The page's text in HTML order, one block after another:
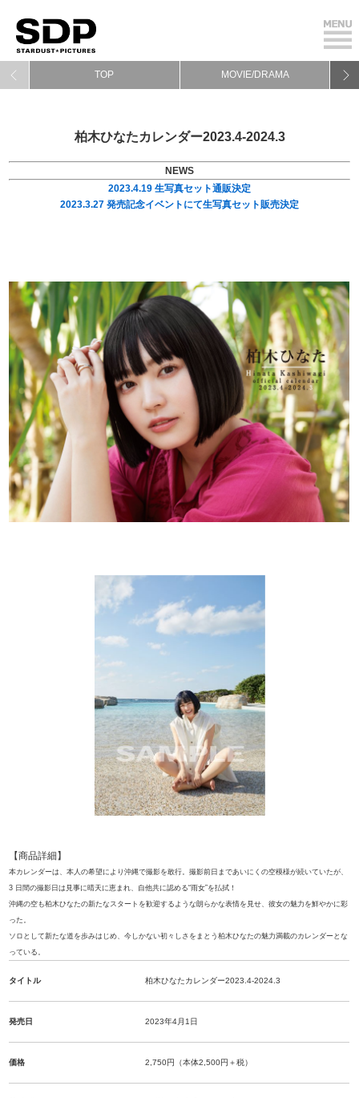
TOP MOVIE/DRAMA
柏木ひなたカレンダー2023.4-2024.3
NEWS
2023.4.19 生写真セット通販決定
2023.3.27 発売記念イベントにて生写真セット販売決定
【商品詳細】
本カレンダーは、本人の希望により沖縄で撮影を敢行。撮影前日まであいにくの空模様が続いていたが、
3 日間の撮影日は見事に晴天に恵まれ、 自他共に認める“雨女”を払拭！
沖縄の空も柏木ひなたの新たなスタートを歓迎するような朗らかな表情を見せ、彼女の魅力を鮮やかに彩
った。
ソロと して新たな道を歩みはじめ、今しかない初々しさをまとう柏木ひなたの魅力満載のカレンダーとな
っている。
タイトル 柏木ひなたカレンダー2023.4-2024.3
発売日 2023年4月1日
価格 2,750円（本体2,500円＋税）